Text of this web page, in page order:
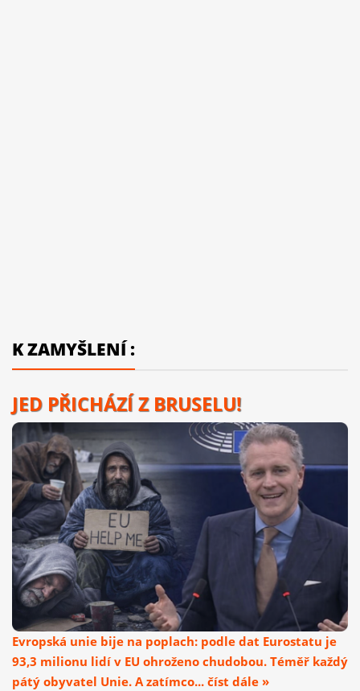
K ZAMYŠLENÍ :
JED PŘICHÁZÍ Z BRUSELU!
Evropská unie bije na poplach: podle dat Eurostatu je
93,3 milionu lidí v EU ohroženo chudobou. Téměř každý
pátý obyvatel Unie. A zatímco... číst dále »